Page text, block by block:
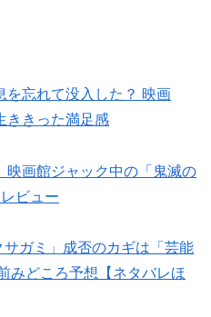
を忘れて没入した？ 映画
ききった満足感
映画館ジャック中の「鬼滅の
ビュー
ガミ」成否のカギは「芸能
みどころ予想【ネタバレほ